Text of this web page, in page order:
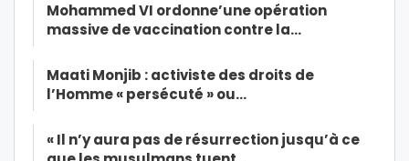
Mohammed VI ordonne’une opération
massive de vaccination contre la…
Maati Monjib : activiste des droits de
l’Homme « persécuté » ou…
« Il n’y aura pas de résurrection jusqu’à ce